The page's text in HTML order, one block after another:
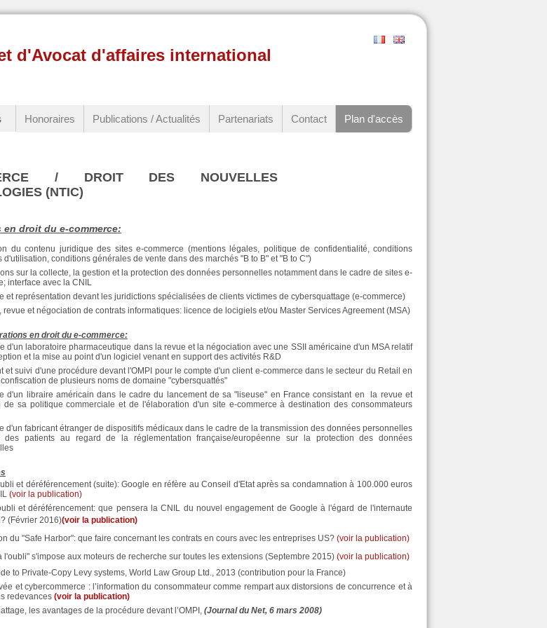
d'Avocat d'affaires international
Honoraires Publications / Actualités Partenariats Contact Plan d'accès
/ DROIT DES NOUVELLES
(NTIC)
en droit du e-commerce:
du contenu juridique des sites e-commerce (mentions légales, politique de confidentialité, conditions
d'utilisation, conditions générales de vente dans des marchés "B to B" et "B to C")
sur la collecte, la gestion et la protection des données personnelles notamment dans le cadre de sites e-
interface avec la CNIL
et représentation devant les juridictions spécialisées de clients victimes de cybersquattage (e-commerce)
revue et négociation de contrats informatiques: licence de locigiels et/ou Master Services Agreement (MSA)
en droit du e-commerce:
d'un laboratoire pharmaceutique dans la revue et la négociation avec une SSII américaine d'un MSA relatif
et la mise au point d'un logiciel venant en support des activités R&D
et suivi d'une procédure devant l'OMPI pour le compte d'un client e-commerce dans le secteur du Retail en
de plusieurs noms de domaine "cybersquattés"
d'un libraire américain dans le cadre du lancement de sa "liseuse" en France consistant en la revue et
de sa politique commerciale et de l'élaboration d'un site e-commerce à destination des consommateurs
d'un fabricant étranger de dispositifs médicaux dans le cadre de la transmission des données personnelles
des patients au regard de la réglementation française/européenne sur la protection des données
et déréférencement (suite): Google en réfère au Conseil d'Etat après sa condamnation à 100.000 euros
(voir la publication)
et déréférencement: que pensera la CNIL du nouvel engagement de Google à l'égard de l'internaute
(Février 2016)(voir la publication)
du "Safe Harbor": que faire concernant les contrats en cours avec les entreprises US? (voir la publication)
l'oubli" s'impose aux moteurs de recherche sur toutes les extensions (Septembre 2015) (voir la publication)
to Private-Copy Levy systems, World Law Group Ltd., 2013 (contribution pour la France)
et cybercommerce : l’information du consommateur comme rempart aux distorsions de concurrence et à
redevances (voir la publication)
les avantages de la procédure devant l’OMPI, (Journal du Net, 6 mars 2008)